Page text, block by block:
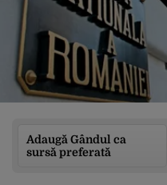
Adaugă Gândul ca
sursă preferată